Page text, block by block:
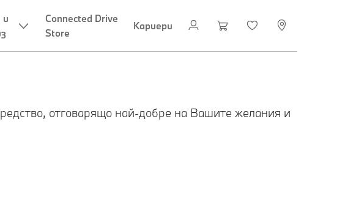
и
Connected Drive
Store
Кариери
отговарящо най-добре на Вашите желания и